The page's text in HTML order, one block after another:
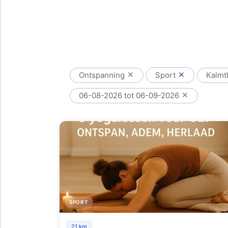
Ontspanning Sport
06-08-2026 tot 06-09-2026
SPORT
Yogastudio Gennesareth
21 km